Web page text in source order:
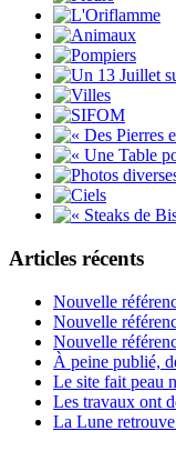
Articles récents
Nouvelle
Nouvelle
Nouvelle
À peine publié,
Le site fait peau
Les travaux ont
La Lune